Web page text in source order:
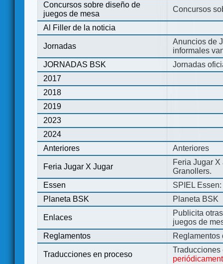
Concursos sobre diseño de
juegos de mesa
Concursos
Al Filler de la noticia
Jornadas
Anuncios de
informales
JORNADAS BSK
Jornadas
2017
2018
2019
2023
2024
Anteriores
Anteriores
Feria Jugar X Jugar
Feria Jugar
Granollers.
Essen
SPIEL
Planeta BSK
Planeta BSK
Enlaces
Publicita
juegos de
Reglamentos
Reglamentos
Traducciones en proceso